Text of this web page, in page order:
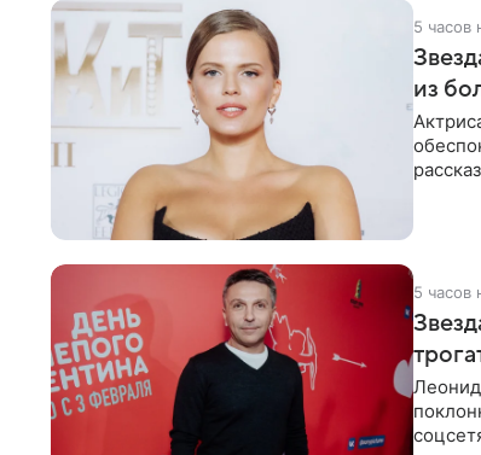
5 часов
из
5 часов
Леонид